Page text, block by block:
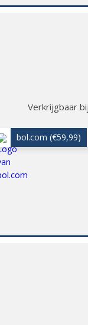
Verkrijgbaar
bol.com (€59,99)